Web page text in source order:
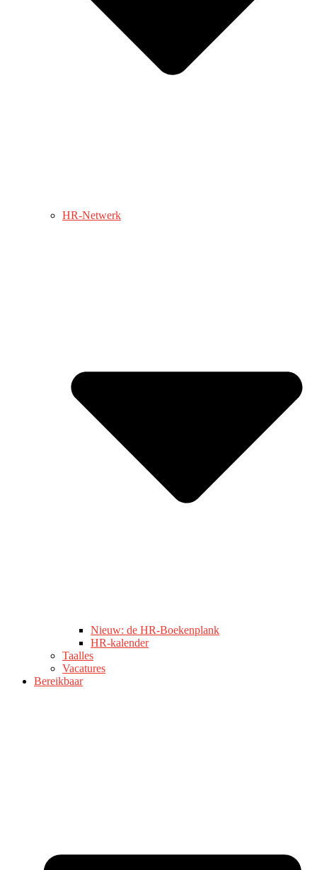
HR-Netwerk
Nieuw: de HR-Boekenplank
HR-kalender
Taalles
Vacatures
Bereikbaar